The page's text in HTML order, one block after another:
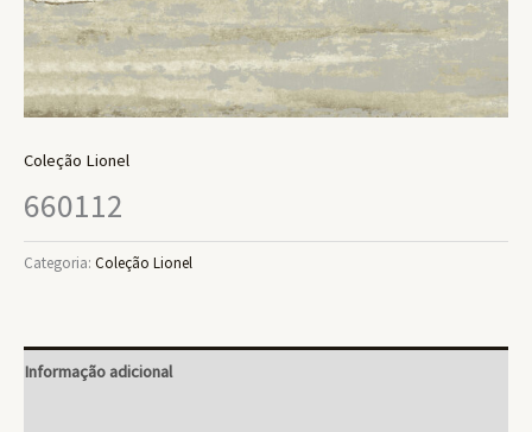
Coleção Lionel
660112
Categoria: Coleção Lionel
Informação adicional